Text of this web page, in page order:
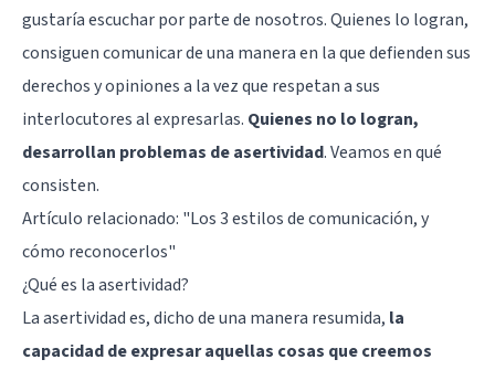
gustaría escuchar por parte de nosotros. Quienes lo logran,
consiguen comunicar de una manera en la que defienden sus
derechos y opiniones a la vez que respetan a sus
interlocutores al expresarlas. Quienes no lo logran,
desarrollan problemas de asertividad. Veamos en qué
consisten.
Artículo relacionado: "Los 3 estilos de comunicación, y
cómo reconocerlos"
¿Qué es la asertividad?
La asertividad es, dicho de una manera resumida, la
capacidad de expresar aquellas cosas que creemos